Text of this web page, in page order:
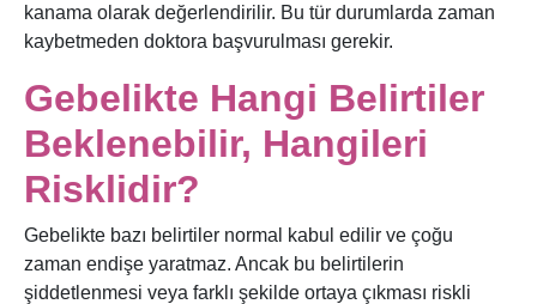
kanama olarak değerlendirilir. Bu tür durumlarda zaman
kaybetmeden doktora başvurulması gerekir.
Gebelikte Hangi Belirtiler
Beklenebilir, Hangileri
Risklidir?
Gebelikte bazı belirtiler normal kabul edilir ve çoğu
zaman endişe yaratmaz. Ancak bu belirtilerin
şiddetlenmesi veya farklı şekilde ortaya çıkması riskli